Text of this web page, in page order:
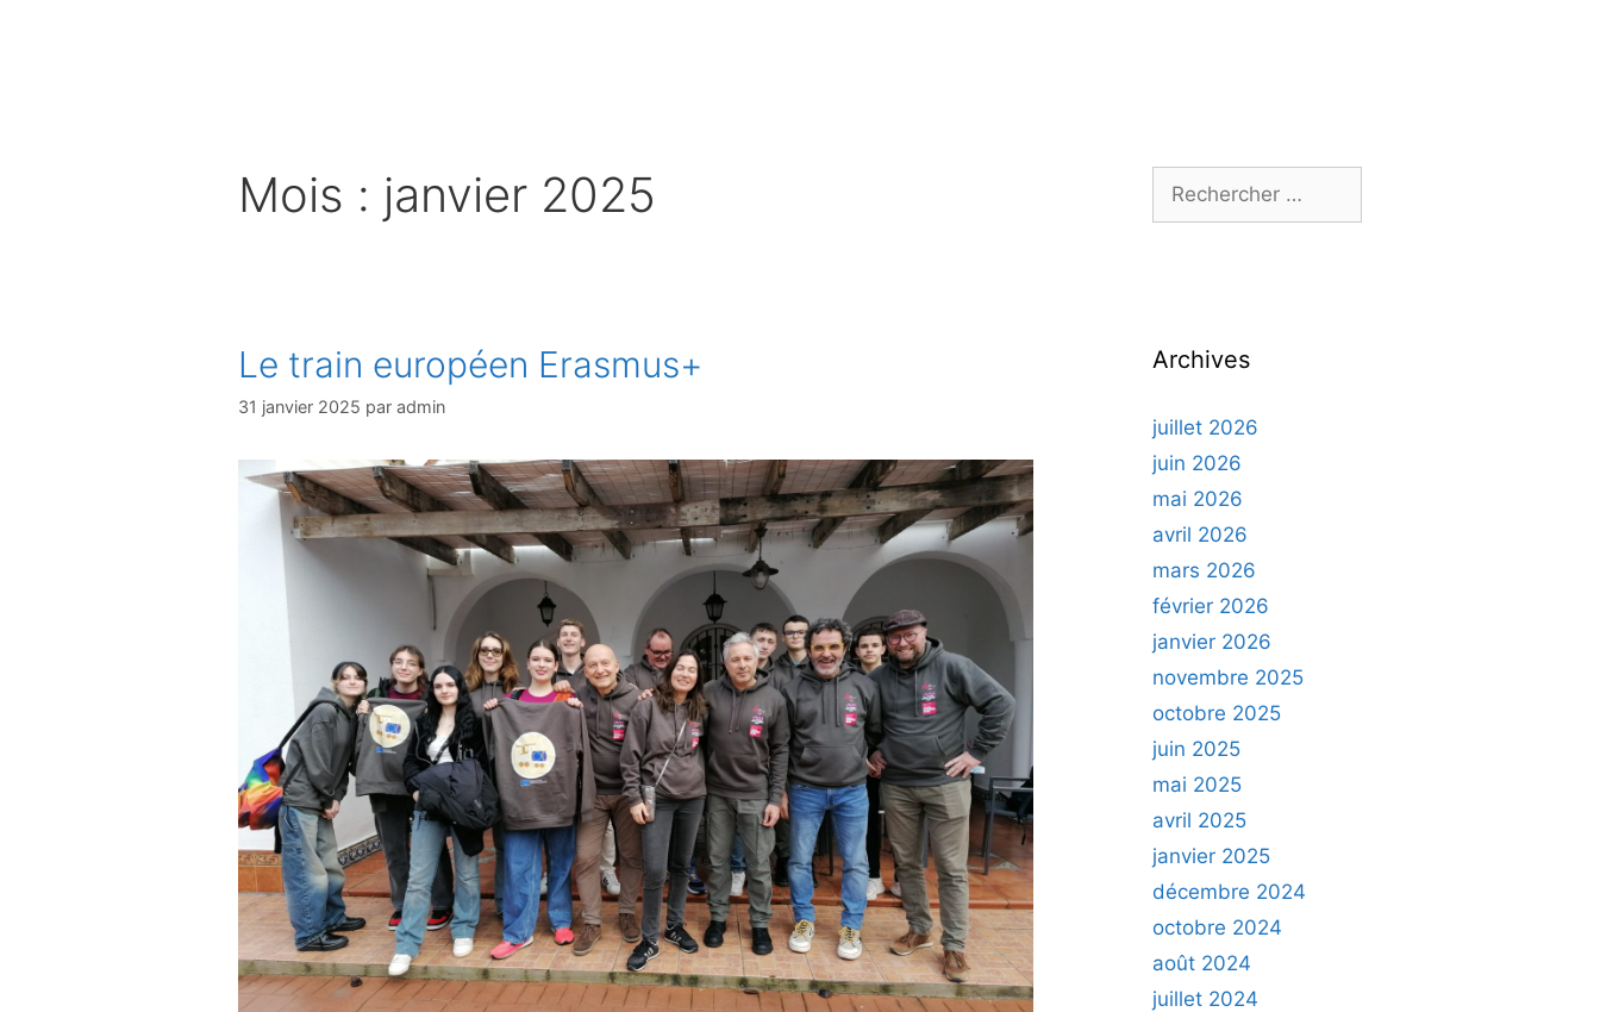
Mois : janvier 2025
Le train européen Erasmus+
31 janvier 2025 par admin
Rechercher :
Archives
juillet 2026
juin 2026
mai 2026
avril 2026
mars 2026
février 2026
janvier 2026
novembre 2025
octobre 2025
juin 2025
mai 2025
avril 2025
janvier 2025
décembre 2024
octobre 2024
août 2024
juillet 2024